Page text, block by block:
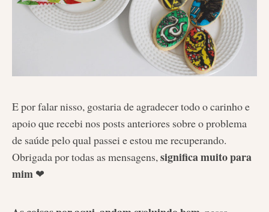
E por falar nisso, gostaria de agradecer todo o carinho e
apoio que recebi nos posts anteriores sobre o problema
de saúde pelo qual passei e estou me recuperando.
Obrigada por todas as mensagens,significa muito para
mim ❤